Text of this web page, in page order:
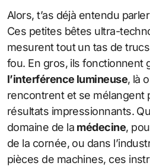
Alors, t’as déjà entendu
Ces petites bêtes ultra-
mesurent tout un tas de
fou. En gros, ils fonctionnent
l’interférence lumineuse, là
rencontrent et se mélangent
résultats impressionnants.
domaine de la médecine,
de la cornée, ou dans
pièces de machines, ces